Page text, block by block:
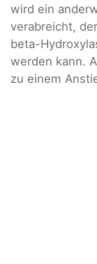
wird ein
verabreicht,
beta-
werden kann.
zu einem